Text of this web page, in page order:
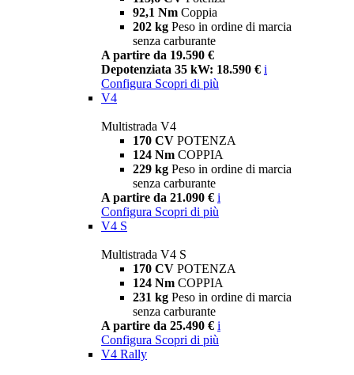
92,1 Nm Coppia
202 kg Peso in ordine di marcia
senza carburante
A partire da 19.590 €
Depotenziata 35 kW: 18.590 € i
Configura Scopri di più
V4
Multistrada V4
170 CV POTENZA
124 Nm COPPIA
229 kg Peso in ordine di marcia
senza carburante
A partire da 21.090 € i
Configura Scopri di più
V4 S
Multistrada V4 S
170 CV POTENZA
124 Nm COPPIA
231 kg Peso in ordine di marcia
senza carburante
A partire da 25.490 € i
Configura Scopri di più
V4 Rally